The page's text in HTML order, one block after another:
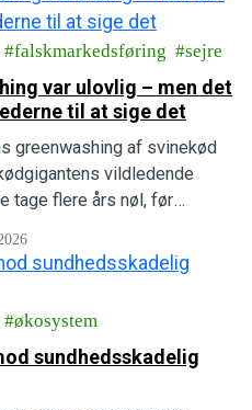
falskmarkedsføring sejre
var ulovlig – men det
til at sige det
greenwashing af svinekød
vildledende
tage flere års nøl, før
økosystem
sundhedsskadelig